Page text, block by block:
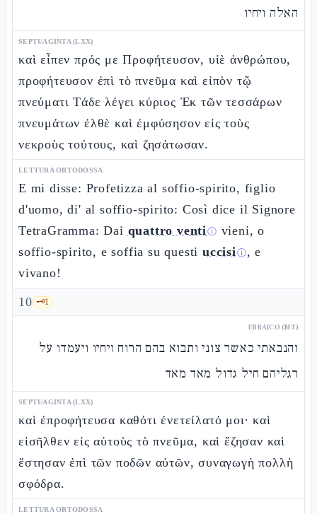
האלה ויחיו
SEPTUAGINTA (LXX)
καὶ εἶπεν πρός με Προφήτευσον, υἱὲ ἀνθρώπου,
προφήτευσον ἐπὶ τὸ πνεῦμα καὶ εἰπὸν τῷ
πνεύματι Τάδε λέγει κύριος Ἐκ τῶν τεσσάρων
πνευμάτων ἐλθὲ καὶ ἐμφύσησον εἰς τοὺς
νεκροὺς τούτους, καὶ ζησάτωσαν.
LETTURA ORTODOSSA
E mi disse: Profetizza al soffio-spirito, figlio
d'uomo, di' al soffio-spirito: Così dice il Signore
TetraGramma: Dai quattro ventiⓘ vieni, o
soffio-spirito, e soffia su questiuccisiⓘ, e
vivano!
10 🗝️1
EBRAICO (MT)
והנבאתי כאשר צוני ותבוא בהם הרוח ויחיו ויעמדו על
רגליהם חיל גדול מאד מאד
SEPTUAGINTA (LXX)
καὶ ἐπροφήτευσα καθότι ἐνετείλατό μοι· καὶ
εἰσῆλθεν εἰς αὐτοὺς τὸ πνεῦμα, καὶ ἔζησαν καὶ
ἔστησαν ἐπὶ τῶν ποδῶν αὐτῶν, συναγωγὴ πολλὴ
σφόδρα.
LETTURA ORTODOSSA